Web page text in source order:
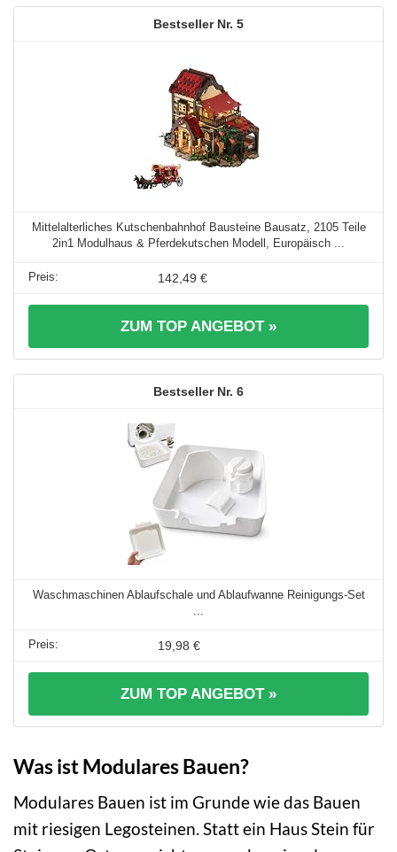
5
Mittelalterliches Kutschenbahnhof Bausteine Bausatz, 2105 Teile
2in1 Modulhaus & Pferdekutschen Modell, Europäisch ...
142,49 €
ZUM TOP ANGEBOT »
6
Waschmaschinen Ablaufschale und Ablaufwanne Reinigungs-Set
19,98 €
ZUM TOP ANGEBOT »
Was ist Modulares Bauen?
Modulares Bauen ist im Grunde wie das Bauen
mit riesigen Legosteinen. Statt ein Haus Stein für